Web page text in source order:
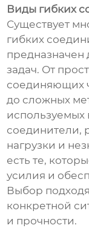
Виды гибких
Существует
гибких
задач. От
соединяющих
до сложных
используемых
соединители,
нагрузки и
есть те,
усилия и
Выбор
конкретной
и прочности.